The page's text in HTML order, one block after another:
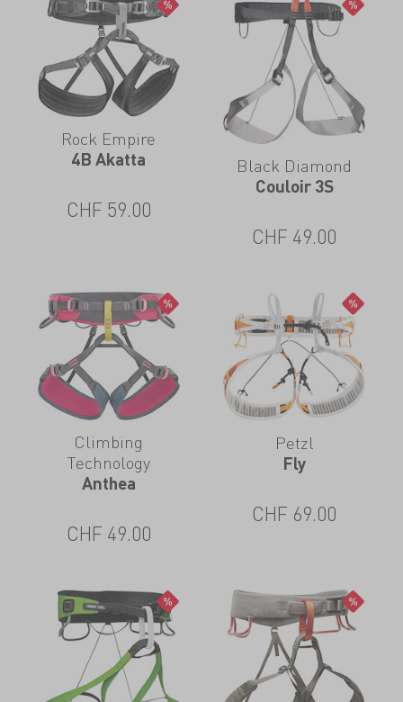
Rock Empire
4B Akatta
CHF 59.00
Black Diamond
Couloir 3S
CHF 49.00
Climbing
Technology
Anthea
CHF 49.00
Petzl
Fly
CHF 69.00